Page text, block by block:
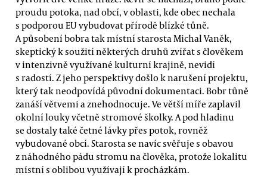
proudu potoka, nad obcí, v oblasti, kde obec nechala
s podporou EU vybudovat přírodě blízké tůně.
A působení bobra tak místní starosta Michal Vaněk,
skeptický k soužití některých druhů zvířat s člověkem
v intenzivně využívané kulturní krajině, nevidí
s radostí. Z jeho perspektivy došlo k narušení projektu,
který tak neodpovídá původní dokumentaci. Bobr tůně
zanáší větvemi a znehodnocuje. Ve větší míře zaplavil
okolní louky včetně stromové školky. A pod hladinu
se dostaly také četné lávky přes potok, rovněž
vybudované obcí. Starosta se navíc svěřuje s obavou
z náhodného pádu stromu na člověka, protože lokalitu
místní s oblibou využívají k procházkám.